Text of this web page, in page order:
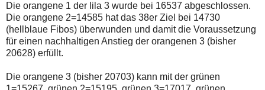
noch
einmal.
Sollte
das
Problem
weiterbestehen
ich
um
Die orangene 1 der lila 3 wurde bei 16537 abgeschlossen.
Die orangene 2=14585 hat das 38er Ziel bei 14730
(hellblaue Fibos) überwunden und damit die Voraussetzung
für einen nachhaltigen Anstieg der orangenen 3 (bisher
20628) erfüllt.
Die orangene 3 (bisher 20703) kann mit der grünen